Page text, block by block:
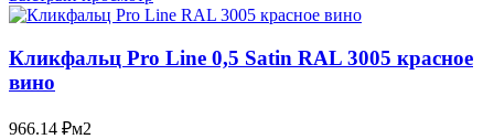
Кликфальц Pro Line 0,5 Satin RAL 3005 красное
вино
966.14 ₽м2